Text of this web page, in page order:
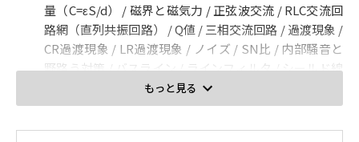
量（C=εS/d） / 磁界と磁気力 / 正弦波交流 / RLC交流回
路網（直列共振回路） / Q値 / 三相交流回路 / 過渡現象 /
CR過渡現象 / LR過渡現象 / ノイズ / SN比 / 内部騒音と
野路う対策 / バスライン / ラインフィルタ / シールド線
/ 発生側での雑音対策 / 生体と電気（感電） / 生体と電
磁波 / 電気安全規格および法律（法規） / 表示灯 / 警報
もっと見る